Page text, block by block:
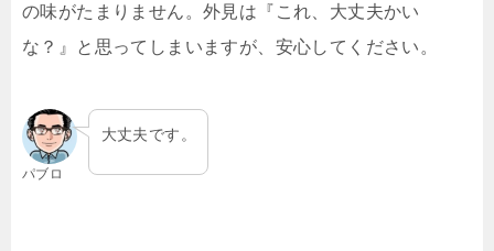
の味がたまりません。外見は『これ、大丈夫かい
な？』と思ってしまいますが、安心してください。
パブロ
大丈夫です。